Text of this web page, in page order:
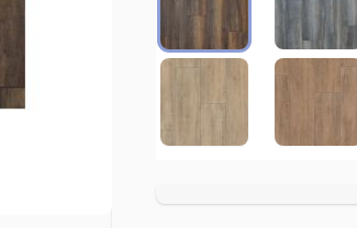
4982 Oriental Oak